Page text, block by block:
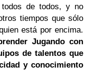
de todos, y no
tiempos que sólo
está por encima.
Jugando con
de talentos que
y conocimiento